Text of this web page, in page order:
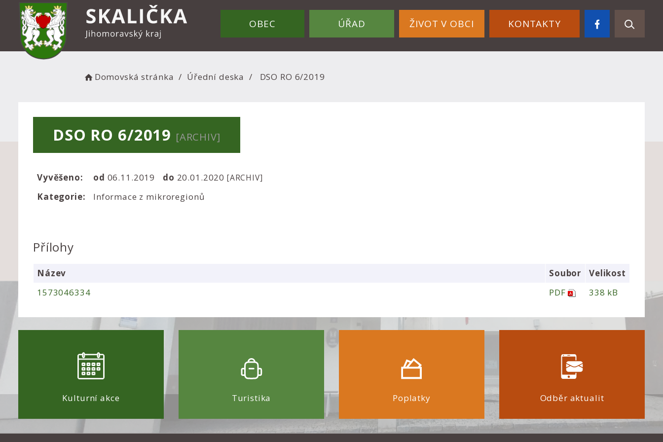
OBEC ÚŘAD ŽIVOT V OBCI KONTAKTY
Domovská stránka Úřední deska DSO RO 6/2019
DSO RO 6/2019 [ARCHIV]
Vyvěšeno: od 06.11.2019 do 20.01.2020 [ARCHIV]
Kategorie: Informace z mikroregionů
Přílohy
Název Soubor
Velikost
1573046334
PDF 338 kB
Kulturní akce Turistika Poplatky Odběr aktualit